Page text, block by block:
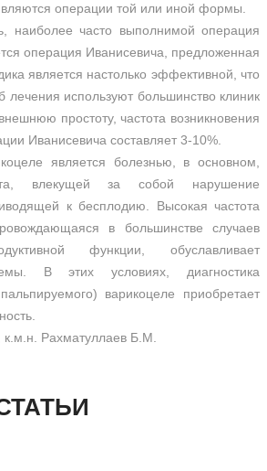
операции той или иной формы.
наиболее часто выполнимой операция
операция Иванисевича, предложенная
является настолько эффективной, что
лечения используют большинство клиник
простоту, частота возникновения
Иванисевича составляет 3-10%.
является болезнью, в основном,
влекущей за собой нарушение
к бесплодию. Высокая частота
в большинстве случаев
функции, обуславливает
В этих условиях, диагностика
варикоцеле приобретает
к.м.н. Рахматуллаев Б.М.